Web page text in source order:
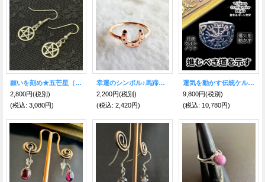
願いを刻め★五芒星（ペンタグラム）ピアス
2,800円(税別)
(税込: 3,080円)
幸運のシンボル♪馬蹄リング★ピンクゴールド
2,200円(税別)
(税込: 2,420円)
運気を動かす伝統ケルトノット。進むべき道を示す★ヴァイキングコンパスリング Silver925 聖なるルーン文字〜Vegvisir〜
9,800円(税別)
(税込: 10,780円)